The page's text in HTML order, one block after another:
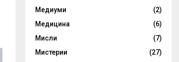
Медиуми
(2)
Медицина
(6)
Мисли
(7)
Мистерии
(27)